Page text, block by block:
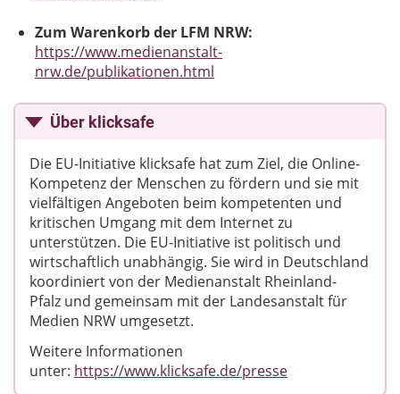
Zum Warenkorb der LFM NRW:
https://www.medienanstalt-
nrw.de/publikationen.html
Über klicksafe
Die EU-Initiative klicksafe hat zum Ziel, die Online-
Kompetenz der Menschen zu fördern und sie mit
vielfältigen Angeboten beim kompetenten und
kritischen Umgang mit dem Internet zu
unterstützen. Die EU-Initiative ist politisch und
wirtschaftlich unabhängig. Sie wird in Deutschland
koordiniert von der Medienanstalt Rheinland-
Pfalz und gemeinsam mit der Landesanstalt für
Medien NRW umgesetzt.
Weitere Informationen
unter: https://www.klicksafe.de/presse